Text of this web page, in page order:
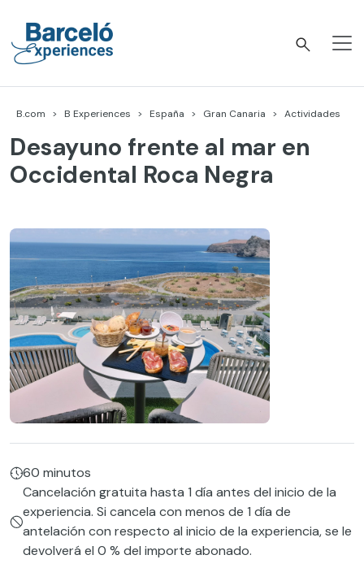
content
B.com B Experiences España Gran Canaria Actividades
Desayuno frente al mar en
Occidental Roca Negra
60 minutos
Cancelación gratuita hasta 1 día antes del inicio de la
experiencia. Si cancela con menos de 1 día de
antelación con respecto al inicio de la experiencia, se le
devolverá el 0 % del importe abonado.